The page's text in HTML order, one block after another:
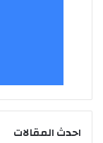
احدث المقالات